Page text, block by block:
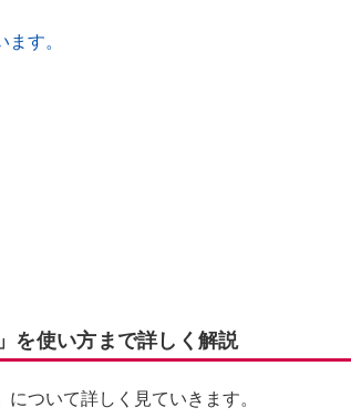
す。
を使い方まで詳しく解説
ついて詳しく見ていきます。